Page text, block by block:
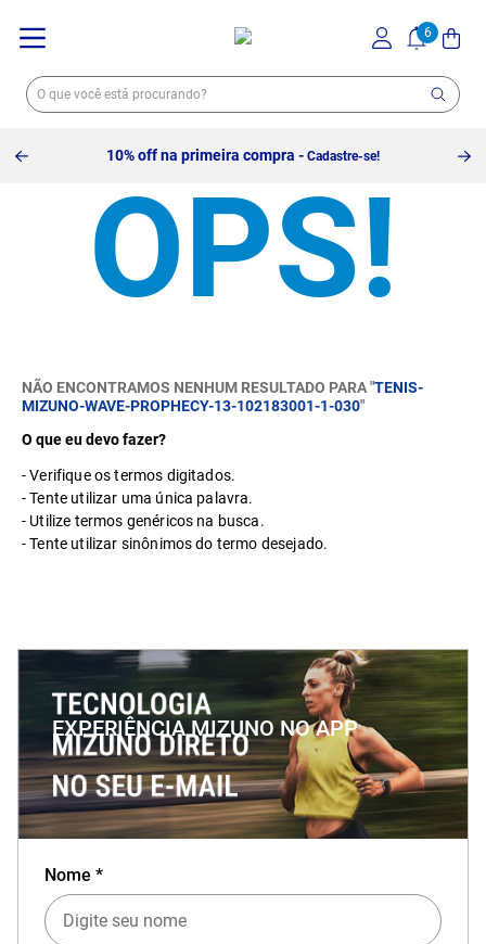
10% off na primeira compra - Cadastre-se!
NÃO ENCONTRAMOS NENHUM RESULTADO PARA "TENIS-
MIZUNO-WAVE-PROPHECY-13-102183001-1-030"
O que eu devo fazer?
Verifique os termos digitados.
Tente utilizar uma única palavra.
Utilize termos genéricos na busca.
Tente utilizar sinônimos do termo desejado.
EXPERIÊNCIA MIZUNO NO APP
com cupom
Nome *